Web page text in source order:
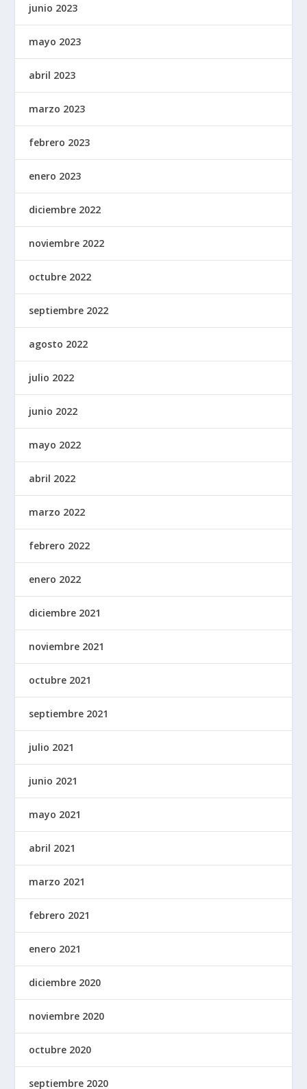
junio 2023
mayo 2023
abril 2023
marzo 2023
febrero 2023
enero 2023
diciembre 2022
noviembre 2022
octubre 2022
septiembre 2022
agosto 2022
julio 2022
junio 2022
mayo 2022
abril 2022
marzo 2022
febrero 2022
enero 2022
diciembre 2021
noviembre 2021
octubre 2021
septiembre 2021
julio 2021
junio 2021
mayo 2021
abril 2021
marzo 2021
febrero 2021
enero 2021
diciembre 2020
noviembre 2020
octubre 2020
septiembre 2020